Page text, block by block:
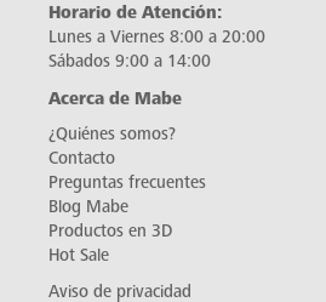
Horario de Atención:
Lunes a Viernes 8:00 a 20:00
Sábados 9:00 a 14:00
Acerca de Mabe
¿Quiénes somos?
Contacto
Preguntas frecuentes
Blog Mabe
Productos en 3D
Hot Sale
Aviso de privacidad